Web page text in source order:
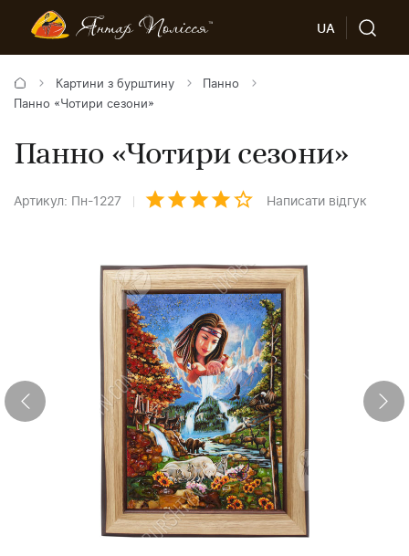
UA
Картини з бурштину
Панно
Панно «Чотири сезони»
Панно «Чотири сезони»
Артикул: Пн-1227 Написати відгук